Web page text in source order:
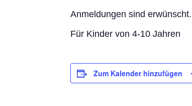
Anmeldungen sind erwünscht.
Für Kinder von 4-10 Jahren
Zum Kalender hinzufügen